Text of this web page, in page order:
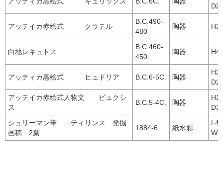
アッテイカ赤絵式 クラテル
B.C.490-
480
陶器
白地レキュトス
B.C.460-
450
陶器
アッティカ黒絵式 ヒュドリア B.C.6-5C. 陶器
アッテイカ赤絵式人物文 ピュクシ
ス
B.C.5-4C. 陶器
シュリーマン筆 ティリンス 発掘
画稿 2葉
1884-6 紙水彩